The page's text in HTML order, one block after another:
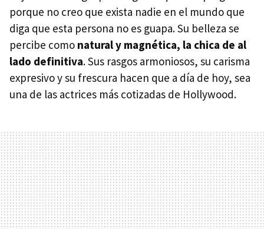
porque no creo que exista nadie en el mundo que
diga que esta persona no es guapa. Su belleza se
percibe como natural y magnética, la chica de al
lado definitiva. Sus rasgos armoniosos, su carisma
expresivo y su frescura hacen que a día de hoy, sea
una de las actrices más cotizadas de Hollywood.